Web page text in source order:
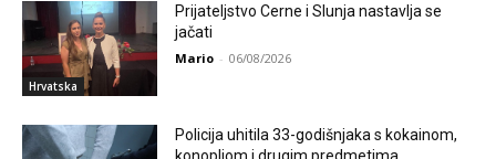
Hrvatska
Prijateljstvo Cerne i Slunja nastavlja se
jačati
Mario - 06/08/2026
Policija uhitila 33-godišnjaka s kokainom,